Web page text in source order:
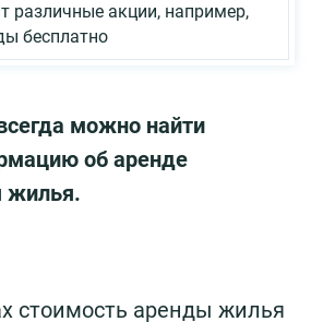
различные акции, например,
бесплатно
можно найти
об аренде
жилья.
стоимость аренды жилья